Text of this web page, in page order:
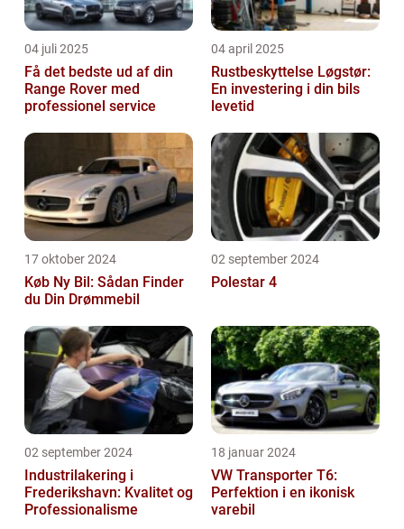
04 juli 2025
Få det bedste ud af din
Range Rover med
professionel service
04 april 2025
Rustbeskyttelse Løgstør:
En investering i din bils
levetid
17 oktober 2024
Køb Ny Bil: Sådan Finder
du Din Drømmebil
02 september 2024
Polestar 4
02 september 2024
Industrilakering i
Frederikshavn: Kvalitet og
Professionalisme
18 januar 2024
VW Transporter T6:
Perfektion i en ikonisk
varebil